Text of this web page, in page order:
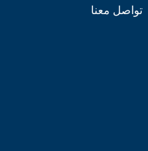
تواصل معنا